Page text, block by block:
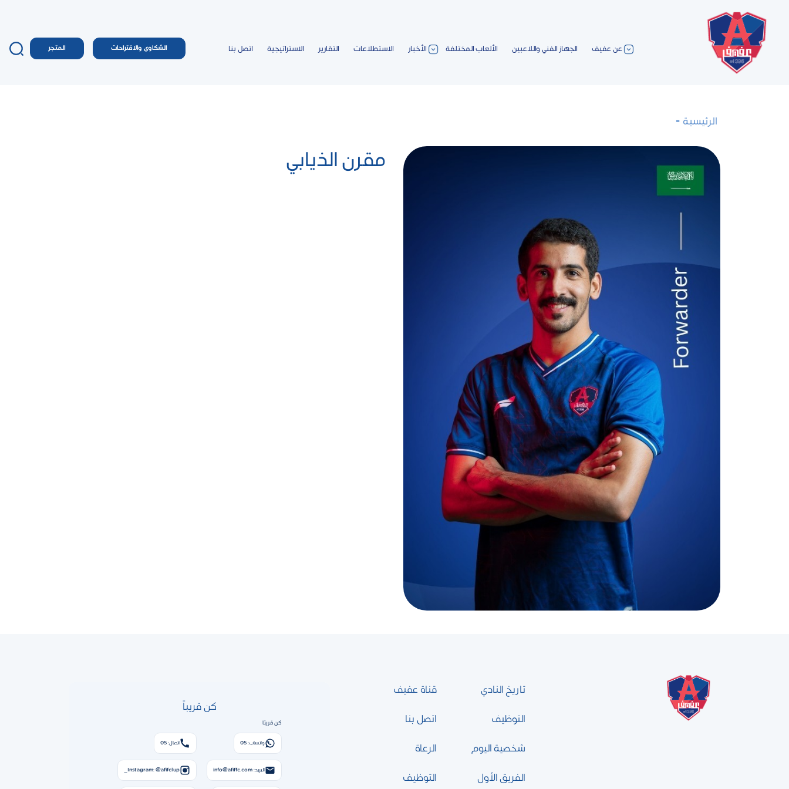
عن عفيف الجهاز الفني واللاعبين الألعاب المختلفة الأخبار الاستطلاعات التقارير الاستراتيجية اتصل بنا الشكاوى والاقتراحات المتجر
الرئيسية -
مقرن الذيابي
تاريخ النادي قناة عفيف
التوظيف اتصل بنا
شخصية اليوم الرعاة
الفريق الأول التوظيف
كن قريباً
كن قريبًا
واتساب: 05 اتصال: 05
البريد: info@afiffc.com Instagram: @afifclup_